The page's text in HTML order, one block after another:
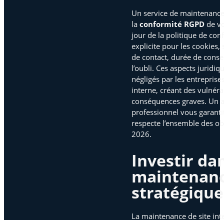
Un service de
la conformité RGPD de
jour de la politique de
explicite pour les
de contact, durée de
l’oubli. Ces aspects
négligés par les
interne, créant des
conséquences graves. Un
professionnel vous
respecte l’ensemble des
2026.
Investir
La maintenance de site